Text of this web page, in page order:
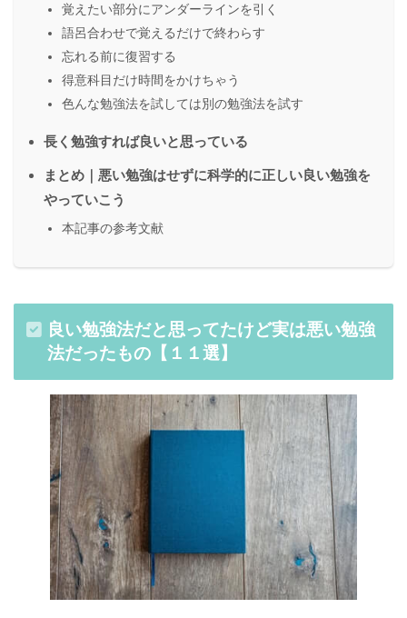
覚えたい部分にアンダーラインを引く
語呂合わせで覚えるだけで終わらす
忘れる前に復習する
得意科目だけ時間をかけちゃう
色んな勉強法を試しては別の勉強法を試す
長く勉強すれば良いと思っている
まとめ｜悪い勉強はせずに科学的に正しい良い勉強を
やっていこう
本記事の参考文献
良い勉強法だと思ってたけど実は悪い勉強
法だったもの【１１選】